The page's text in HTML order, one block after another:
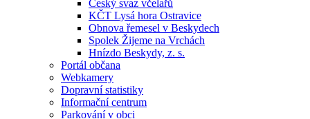
Český svaz včelařů
KČT Lysá hora Ostravice
Obnova řemesel v Beskydech
Spolek Žijeme na Vrchách
Hnízdo Beskydy, z. s.
Portál občana
Webkamery
Dopravní statistiky
Informační centrum
Parkování v obci